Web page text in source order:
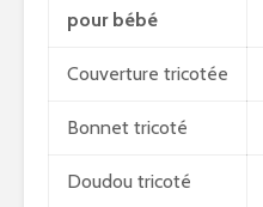
pour bébé
Couverture tricotée
Bonnet tricoté
Doudou tricoté